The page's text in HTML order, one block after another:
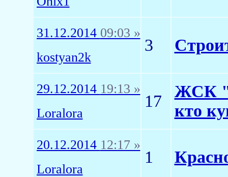
31.12.2014 09:03 »
kostyan2k
3
29.12.2014 19:13 »
Loralora
17
ЖСК "
кто
20.12.2014 12:17 »
Loralora
1